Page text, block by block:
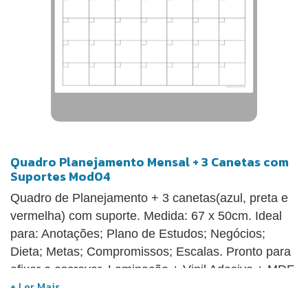
Quadro Planejamento Mensal + 3 Canetas com
Suportes Mod04
Quadro de Planejamento + 3 canetas(azul, preta e
vermelha) com suporte. Medida: 67 x 50cm. Ideal
para: Anotações; Plano de Estudos; Negócios;
Dieta; Metas; Compromissos; Escalas. Pronto para
afixar e escrever. Laminação + Vinil Adesivo + MDF